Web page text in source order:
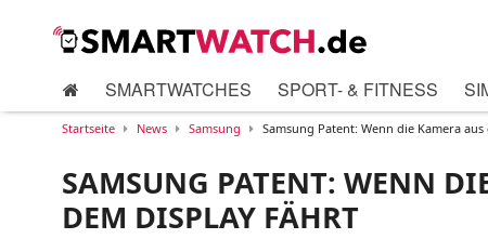
SMARTWATCHES SPORT- & FITNESS
Startseite News Samsung Samsung Patent: Wenn die Kamera
SAMSUNG PATENT: WENN
DEM DISPLAY FÄHRT